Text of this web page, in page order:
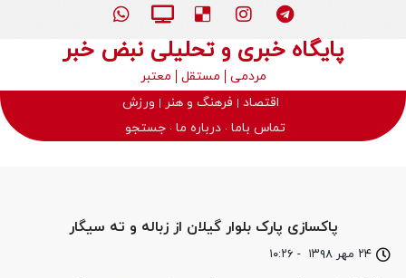
پایگاه خبری و تحلیلی نبض خبر
مردمی مستقل
معتبر
اقتصاد
فرهنگ و هنر
ورزش
تماس باما درباره ما جستجو
۲۴ مهر ۱۳۹۸ - ۱۰:۲۶
پاکسازی پارک بلوار گیلان از زباله و ته سیگار